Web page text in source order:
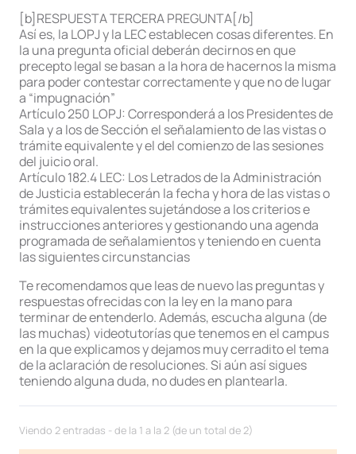
[b]RESPUESTA TERCERA PREGUNTA[/b]
Así es, la LOPJ y la LEC establecen cosas diferentes. En
la una pregunta oficial deberán decirnos en que
precepto legal se basan a la hora de hacernos la misma
para poder contestar correctamente y que no de lugar
a “impugnación”
Artículo 250 LOPJ: Corresponderá a los Presidentes de
Sala y a los de Sección el señalamiento de las vistas o
trámite equivalente y el del comienzo de las sesiones
del juicio oral.
Artículo 182.4 LEC: Los Letrados de la Administración
de Justicia establecerán la fecha y hora de las vistas o
trámites equivalentes sujetándose a los criterios e
instrucciones anteriores y gestionando una agenda
programada de señalamientos y teniendo en cuenta
las siguientes circunstancias
Te recomendamos que leas de nuevo las preguntas y
respuestas ofrecidas con la ley en la mano para
terminar de entenderlo. Además, escucha alguna (de
las muchas) videotutorías que tenemos en el campus
en la que explicamos y dejamos muy cerradito el tema
de la aclaración de resoluciones. Si aún así sigues
teniendo alguna duda, no dudes en plantearla.
Viendo 2 entradas - de la 1 a la 2 (de un total de 2)